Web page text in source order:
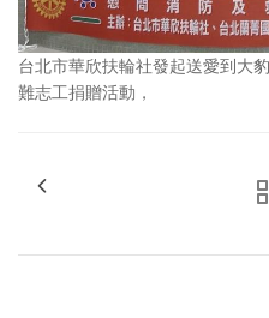
台北市華欣扶輪社發起送愛到大
難志工捐贈活動，